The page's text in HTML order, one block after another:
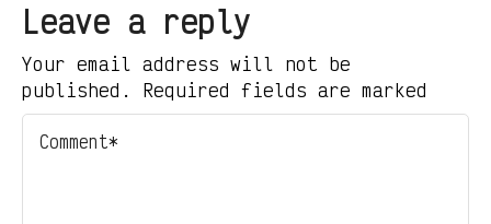
Leave a reply
Your email address will not be
published. Required fields are marked